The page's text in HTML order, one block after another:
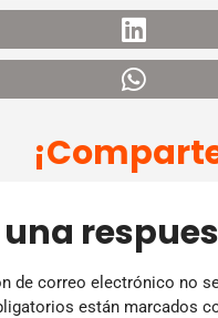
una
de correo electrónico no
están marcados